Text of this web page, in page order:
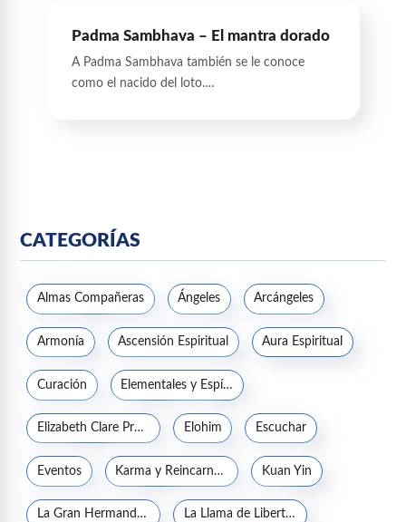
Padma Sambhava – El mantra dorado
A Padma Sambhava también se le conoce
como el nacido del loto.…
CATEGORÍAS
Almas Compañeras Ángeles Arcángeles
Armonía Ascensión Espiritual Aura Espiritual
Curación Elementales y Espíritus de la naturaleza
Elizabeth Clare Prophet Elohim Escuchar
Eventos Karma y Reincarnación Kuan Yin
La Gran Hermandad Blanca La Llama de Libertad